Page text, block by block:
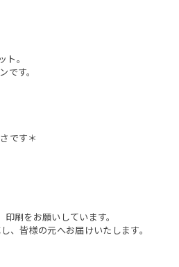
ト。
です。
です＊
刷をお願いしています。
、皆様の元へお届けいたします。